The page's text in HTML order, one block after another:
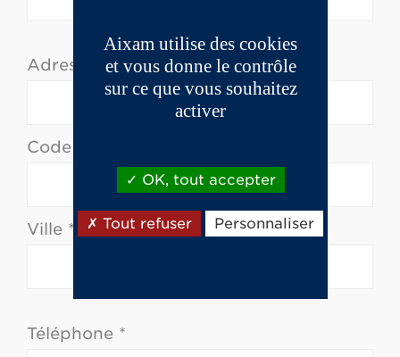
Adresse *
Code postal *
Ville *
Téléphone *
Aixam utilise des cookies
et vous donne le contrôle
sur ce que vous souhaitez
activer
OK, tout accepter
Tout refuser Personnaliser